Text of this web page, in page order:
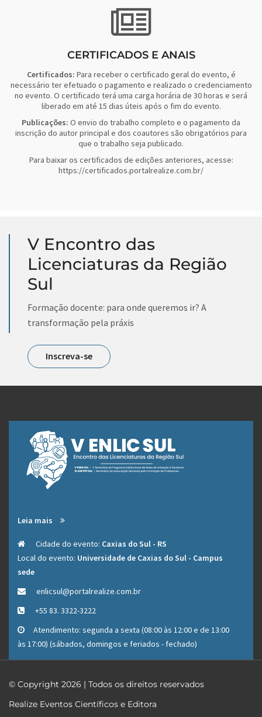
CERTIFICADOS E ANAIS
Certificados: Para receber o certificado geral do evento, é
necessário ter efetuado o pagamento e realizado o credenciamento
no evento. O certificado terá uma carga horária de 30 horas e será
liberado em até 15 dias úteis após o fim do evento.
Publicações: O envio do trabalho completo e o pagamento da
inscrição do autor principal e dos coautores são obrigatórios para
que o trabalho seja publicado.
Para baixar os certificados de edições anteriores, acesse:
https://certificados.portalrealize.com.br/
V Encontro das
Licenciaturas da Região
Sul
Formação docente: para onde queremos ir? A
transformação pela práxis
Inscreva-se
Leia mais
Cidade do evento: Caxias do Sul - RS
Local do evento: Universidade de Caxias do Sul - Campus
sede
enlicsul@portalrealize.com.br
+55 83. 3322-3222
Atendimento: segunda a sexta (08:00 às 12:00 e de 13:00
às 17:00) (sábados, domingos e feriados - fechado)
© Copyright 2026 | Todos os direitos reservados
Realize Eventos Científicos e Editora
Este site usa cookies para lembrar os usuários e entender
Para mais informações visite aPolítica de Cookiese aPolítica de
Privacidade.